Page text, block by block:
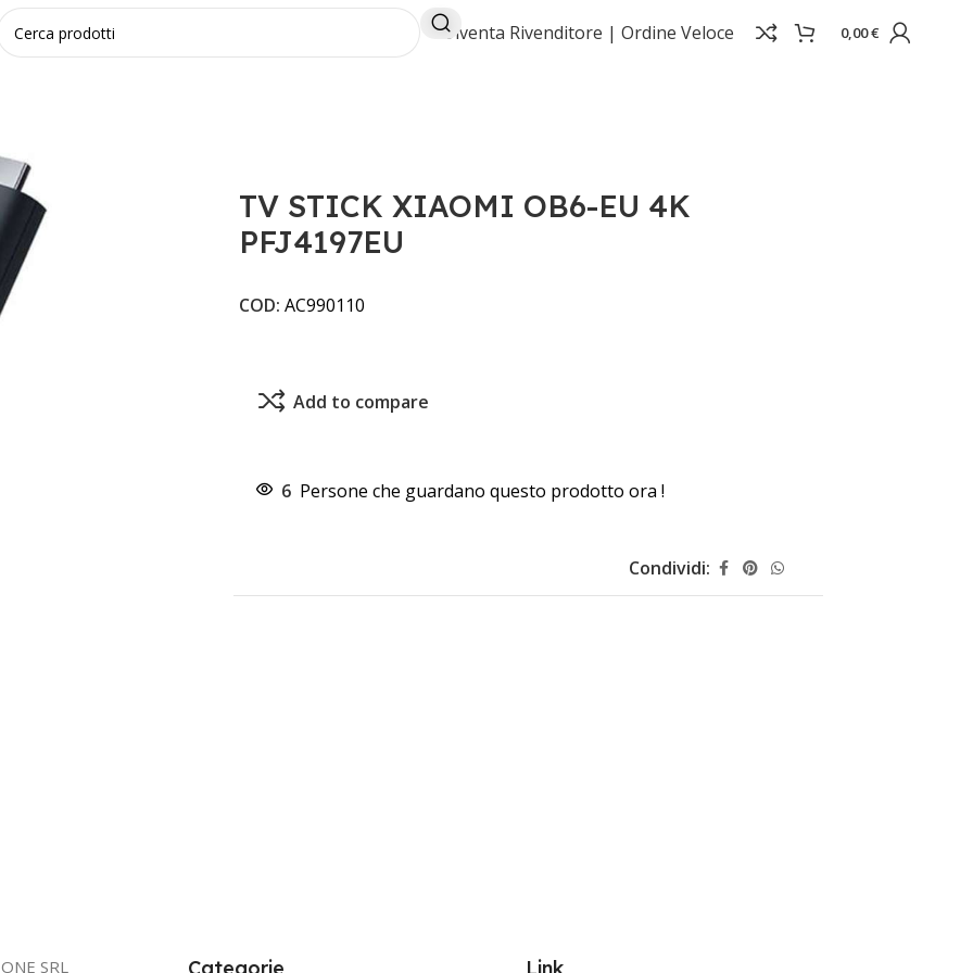
Diventa Rivenditore | Ordine Veloce 0,00€
TV STICK XIAOMI OB6-EU 4K
PFJ4197EU
COD: AC990110
Add to compare
6 Persone che guardano questo prodotto ora !
Condividi:
SRL Categorie Link